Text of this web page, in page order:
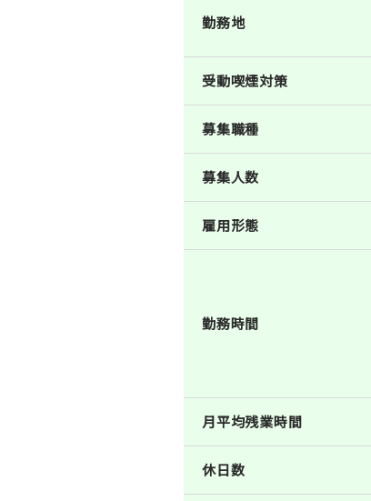
勤務地
受動喫煙対策
募集職種
募集人数
雇用形態
勤務時間
月平均残業時間
休日数